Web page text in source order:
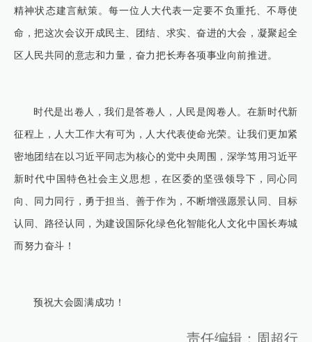
精神状态建言献策。每一位人大代表一定要不负重托、不辱使
命，把这次会议开成民主、团结、求实、奋进的大会，凝聚起全
区人民共同的意志和力量，奋力把长寿各项事业向前推进。
时代是出卷人，我们是答卷人，人民是阅卷人。在新时代新
征程上，人大工作大有可为，人大代表使命光荣。让我们更加紧
密地团结在以习近平同志为核心的党中央周围，深学笃用习近平
新时代中国特色社会主义思想，在区委的坚强领导下，同心同
向、同力同行，勇于担当、善于作为，不断增强愿景认同、目标
认同、路径认同，为建设国际化绿色化智能化人文化中国长寿城
而努力奋斗！
预祝大会圆满成功！
责任编辑：周超行